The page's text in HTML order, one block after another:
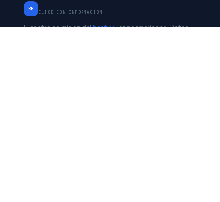
RH
ELIGE CON INFORMACIÓN
El centro de mision delhostinglatinoamericano. Datos